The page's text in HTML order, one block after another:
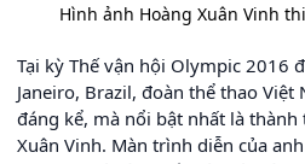
Hình ảnh Hoàng Xuân Vinh
Tại kỳ Thế vận hội Olympic 2016
Janeiro, Brazil, đoàn thể thao
đáng kể, mà nổi bật nhất là thành
Xuân Vinh. Màn trình diễn của